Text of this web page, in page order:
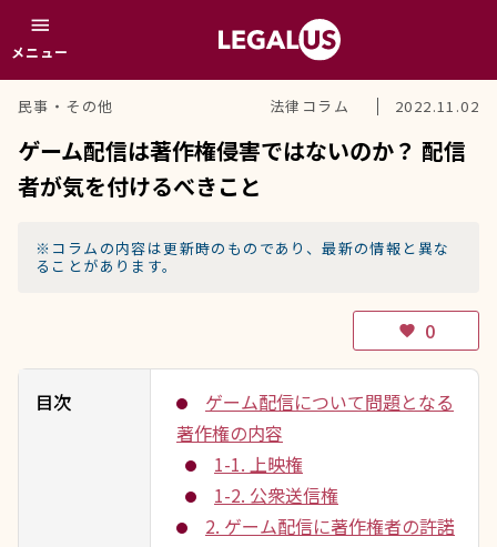
menu
メニュー
民事・その他 法律コラム 2022.11.02
ゲーム配信は著作権侵害ではないのか？ 配信
者が気を付けるべきこと
※コラムの内容は更新時のものであり、最新の情報と異な
ることがあります。
favorite 0
目次
ゲーム配信について問題となる
著作権の内容
1-1. 上映権
1-2. 公衆送信権
2. ゲーム配信に著作権者の許諾